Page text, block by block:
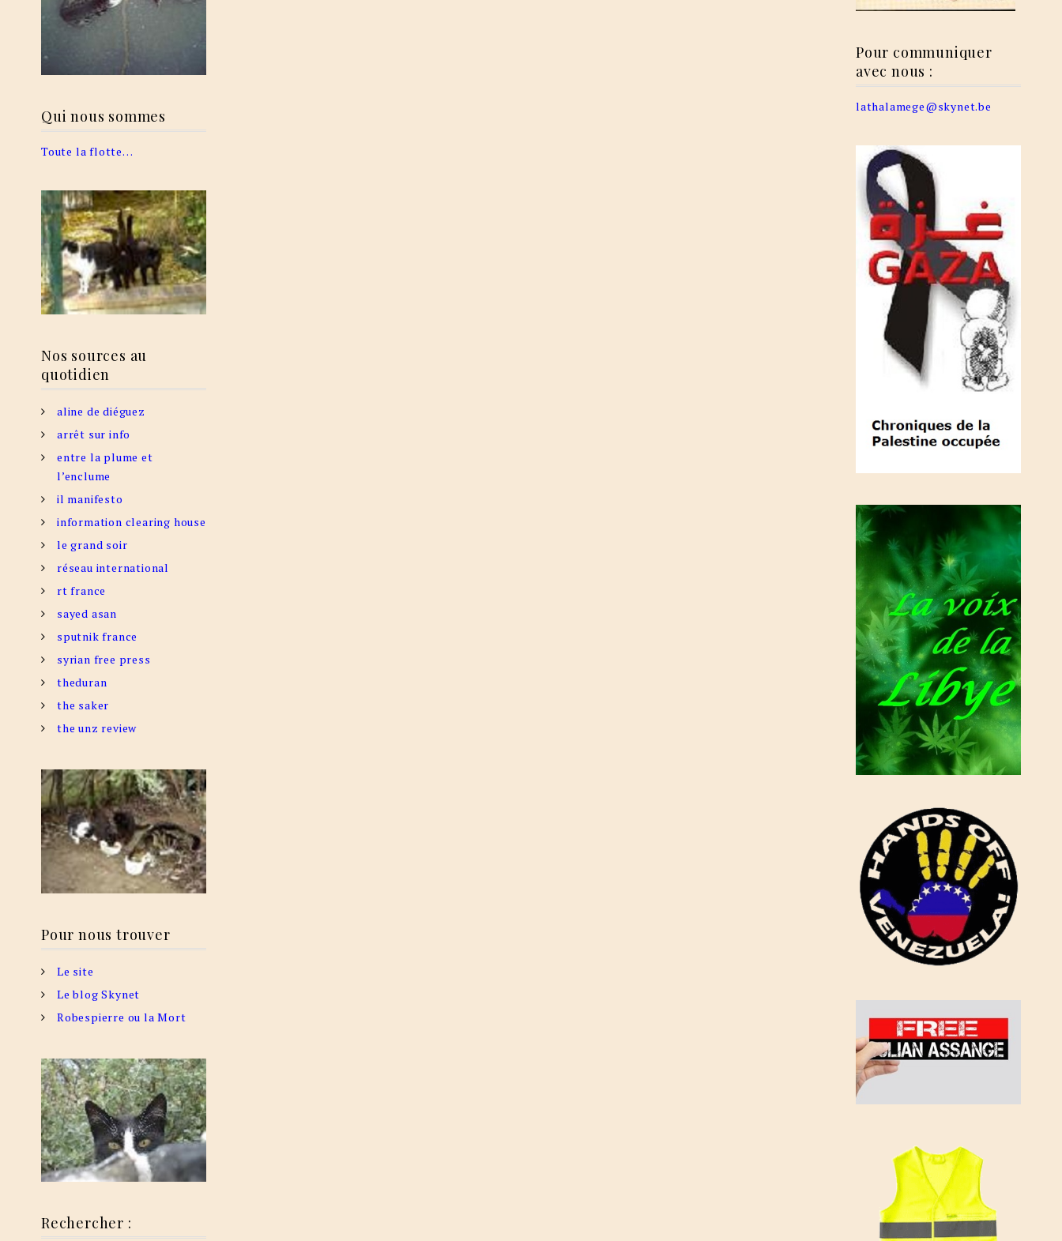
Qui nous sommes
Toute la flotte…
Nos sources au
quotidien
aline de diéguez
arrêt sur info
entre la plume et
l’enclume
il manifesto
information clearing house
le grand soir
réseau international
rt france
sayed asan
sputnik france
syrian free press
theduran
the saker
the unz review
Pour nous trouver
Le site
Le blog Skynet
Robespierre ou la Mort
Rechercher :
Pour communiquer
avec nous :
lathalamege@skynet.be